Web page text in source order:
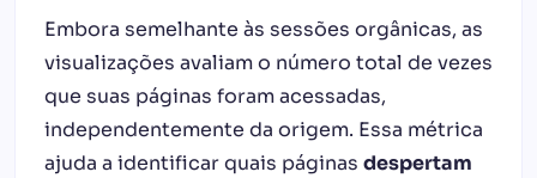
Embora semelhante às sessões orgânicas, as
visualizações avaliam o número total de vezes
que suas páginas foram acessadas,
independentemente da origem. Essa métrica
ajuda a identificar quais páginas despertam